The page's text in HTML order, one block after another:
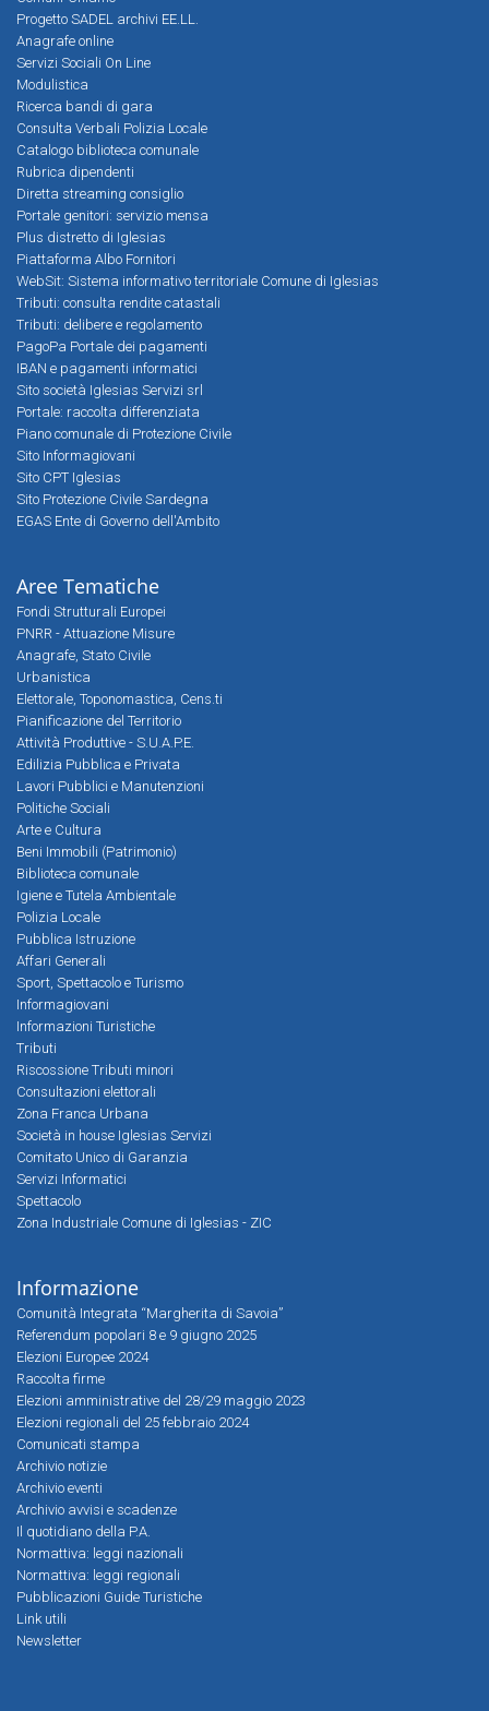
Progetto SADEL archivi EE.LL.
Anagrafe online
Servizi Sociali On Line
Modulistica
Ricerca bandi di gara
Consulta Verbali Polizia Locale
Catalogo biblioteca comunale
Rubrica dipendenti
Diretta streaming consiglio
Portale genitori: servizio mensa
Plus distretto di Iglesias
Piattaforma Albo Fornitori
WebSit: Sistema informativo territoriale Comune di Iglesias
Tributi: consulta rendite catastali
Tributi: delibere e regolamento
PagoPa Portale dei pagamenti
IBAN e pagamenti informatici
Sito società Iglesias Servizi srl
Portale: raccolta differenziata
Piano comunale di Protezione Civile
Sito Informagiovani
Sito CPT Iglesias
Sito Protezione Civile Sardegna
EGAS Ente di Governo dell'Ambito
Aree Tematiche
Fondi Strutturali Europei
PNRR - Attuazione Misure
Anagrafe, Stato Civile
Urbanistica
Elettorale, Toponomastica, Cens.ti
Pianificazione del Territorio
Attività Produttive - S.U.A.P.E.
Edilizia Pubblica e Privata
Lavori Pubblici e Manutenzioni
Politiche Sociali
Arte e Cultura
Beni Immobili (Patrimonio)
Biblioteca comunale
Igiene e Tutela Ambientale
Polizia Locale
Pubblica Istruzione
Affari Generali
Sport, Spettacolo e Turismo
Informagiovani
Informazioni Turistiche
Tributi
Riscossione Tributi minori
Consultazioni elettorali
Zona Franca Urbana
Società in house Iglesias Servizi
Comitato Unico di Garanzia
Servizi Informatici
Spettacolo
Zona Industriale Comune di Iglesias - ZIC
Informazione
Comunità Integrata “Margherita di Savoia”
Referendum popolari 8 e 9 giugno 2025
Elezioni Europee 2024
Raccolta firme
Elezioni amministrative del 28/29 maggio 2023
Elezioni regionali del 25 febbraio 2024
Comunicati stampa
Archivio notizie
Archivio eventi
Archivio avvisi e scadenze
Il quotidiano della P.A.
Normattiva: leggi nazionali
Normattiva: leggi regionali
Pubblicazioni Guide Turistiche
Link utili
Newsletter